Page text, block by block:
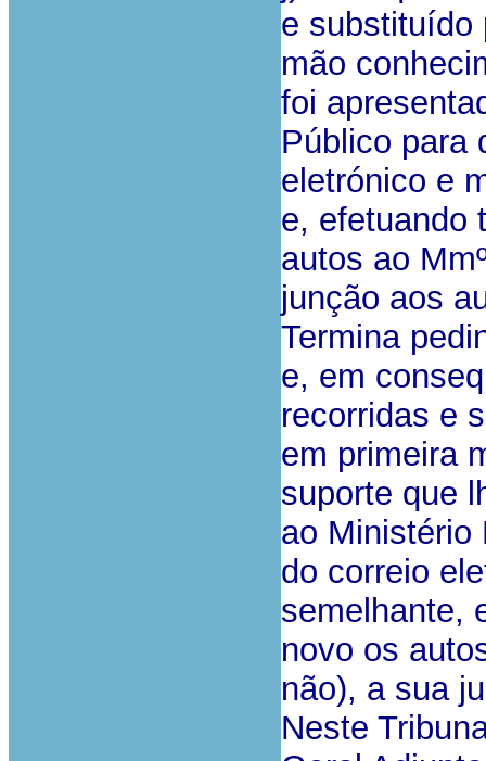
e substituído
mão
foi
Público para
eletrónico e
e, efetuando
autos ao
junção aos
Termina
e, em
recorridas e
em primeira
suporte que
ao Ministério
do correio
semelhante,
novo os
não), a sua
Neste